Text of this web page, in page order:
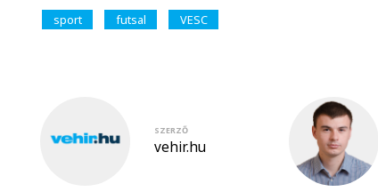
sport futsal VESC
SZERZŐ
vehir.hu